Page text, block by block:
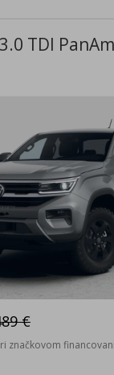
TDI
€
značkovom